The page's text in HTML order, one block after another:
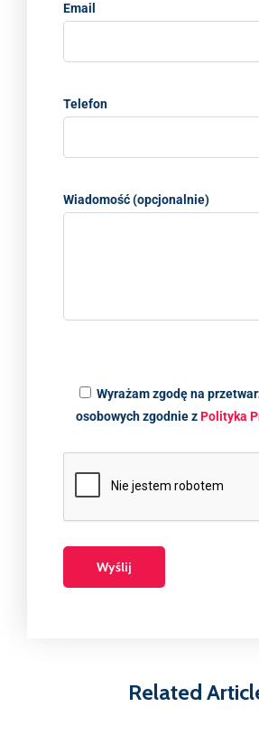
Email
Telefon
Wiadomość (opcjonalnie)
Wyrażam zgodę na
osobowych zgodnie zPolityka
Related